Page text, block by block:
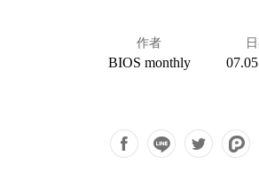
作者
BIOS monthly